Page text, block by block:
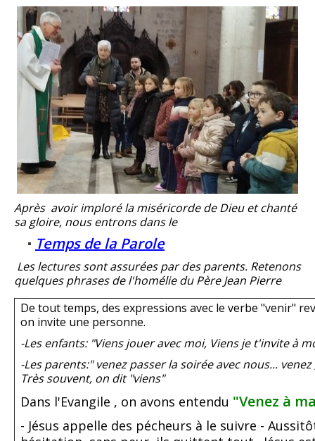
Après avoir imploré la miséricorde de Dieu et chanté
sa gloire, nous entrons dans le
Temps de la Parole
Les lectures sont assurées par des parents. Retenons
quelques phrases de l'homélie du Père Jean Pierre
De tout temps, des expressions avec le verbe "venir"
on invite une personne.
-Les enfants: "Viens jouer avec moi, Viens je t'invite à
-Les parents:" venez passer la soirée avec nous...
Très souvent, on dit "viens"
Dans l'Evangile , on avons entendu "Venez à
- Jésus appelle des pécheurs à le suivre -